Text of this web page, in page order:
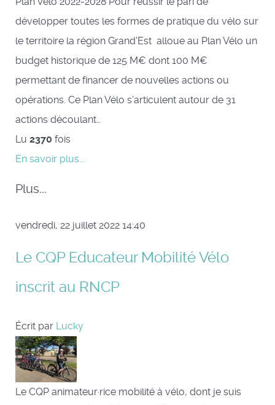
développer toutes les formes de pratique du vélo sur
le territoire la région Grand'Est alloue au Plan Vélo un
budget historique de 125 M€ dont 100 M€
permettant de financer de nouvelles actions ou
opérations. Ce Plan Vélo s’articulent autour de 31
actions découlant…
Lu 2370 fois
En savoir plus...
Plus...
vendredi, 22 juillet 2022 14:40
Le CQP Educateur Mobilité Vélo
inscrit au RNCP
Écrit par Lucky
Le CQP animateur·rice mobilité à vélo, dont je suis